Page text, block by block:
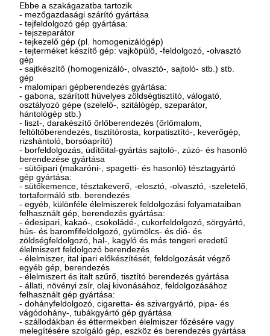
Ebbe a szakágazatba tartozik
- mezőgazdasági szárító gyártása
- tejfeldolgozó gép gyártása:
- tejszeparátor
- tejkezelő gép (pl. homogenizálógép)
- tejterméket készítő gép: vajköpülő, -feldolgozó, -olvasztó
gép
- sajtkészítő (homogenizáló-, olvasztó-, sajtoló- stb.) stb.
gép
- malomipari gépberendezés gyártása:
- gabona, szárított hüvelyes zöldségtisztító, válogató,
osztályozó gépe (szelelő-, szitálógép, szeparátor,
hántológép stb.)
- liszt-, darakészítő őrlőberendezés (őrlőmalom,
feltöltőberendezés, tisztítórosta, korpatisztító-, keverőgép,
rizshántoló, borsóaprító)
- borfeldolgozás, üdítőital-gyártás sajtoló-, zúzó- és hasonló
berendezése gyártása
- sütőipari (makaróni-, spagetti- és hasonló) tésztagyártó
gép gyártása:
- sütőkemence, tésztakeverő, -elosztó, -olvasztó, -szeletelő,
tortaformáló stb. berendezés
- egyéb, különféle élelmiszerek feldolgozási folyamataiban
felhasznált gép, berendezés gyártása:
- édesipari, kakaó-, csokoládé-, cukorfeldolgozó, sörgyártó,
hús- és baromfifeldolgozó, gyümölcs- és dió- és
zöldségfeldolgozó, hal-, kagyló és más tengeri eredetű
élelmiszert feldolgozó berendezés
- élelmiszer, ital ipari előkészítését, feldolgozását végző
egyéb gép, berendezés
- élelmiszert és italt szűrő, tisztító berendezés gyártása
- állati, növényi zsír, olaj kivonásához, feldolgozásához
felhasznált gép gyártása:
- dohányfeldolgozó, cigaretta- és szivargyártó, pipa- és
vágódohány-, tubákgyártó gép gyártása
- szállodákban és éttermekben élelmiszer főzésére vagy
melegítésére szolgáló gép, eszköz és berendezés gyártása